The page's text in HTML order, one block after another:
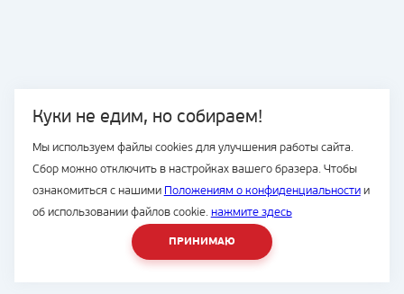
Куки не едим, но собираем!
Мы используем файлы cookies для улучшения работы сайта.
Сбор можно отключить в настройках вашего бразера. Чтобы
ознакомиться с нашими Положениям о конфиденциальностии
об использовании файлов cookie. нажмите здесь
ПРИНИМАЮ